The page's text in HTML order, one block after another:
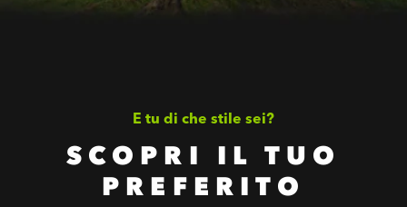
E tu di che stile sei?
SCOPRI IL TUO
PREFERITO